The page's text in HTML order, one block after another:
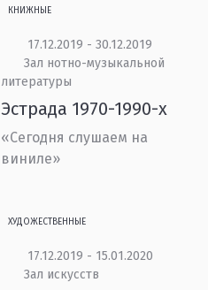
КНИЖНЫЕ
17.12.2019 - 30.12.2019
Зал нотно-музыкальной
литературы
Эстрада 1970-1990-х
«Сегодня слушаем на
виниле»
ХУДОЖЕСТВЕННЫЕ
17.12.2019 - 15.01.2020
Зал искусств